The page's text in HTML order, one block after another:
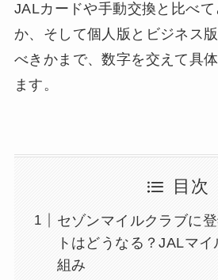
JALカードや手動交換と比べ
か、そして個人版とビジネス
べきかまで、数字を交えて具
ます。
目次
セゾンマイルクラブに
トはどうなる？JALマ
組み